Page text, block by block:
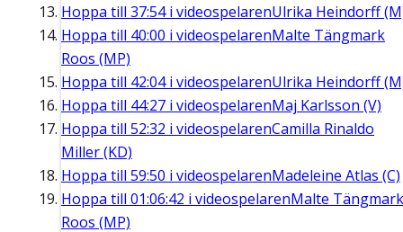
Hoppa till 37:54i videospelarenUlrika Heindorff
Hoppa till 40:00 i videospelarenMalte Tängmark
Roos (MP)
Hoppa till 42:04i videospelarenUlrika Heindorff
Hoppa till 44:27 i videospelarenMaj Karlsson (V)
Hoppa till 52:32 i videospelarenCamilla Rinaldo
Miller (KD)
Hoppa till 59:50 i videospelarenMadeleine Atlas (C)
Hoppa till 01:06:42 i videospelarenMalte Tängmark
Roos (MP)